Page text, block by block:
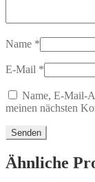
Name *
E-Mail *
Name, E-Mail-
meinen nächsten
Ähnliche